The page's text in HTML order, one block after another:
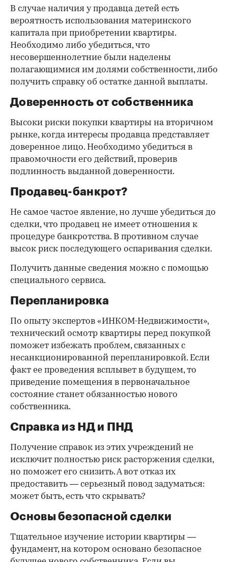
В случае наличия у продавца детей есть
вероятность использования материнского
капитала при приобретении квартиры.
Необходимо либо убедиться, что
несовершеннолетние были наделены
полагающимися им долями собственности, либо
получить справку об остатке данной выплаты.
Доверенность от собственника
Высоки риски покупки квартиры на вторичном
рынке, когда интересы продавца представляет
доверенное лицо. Необходимо убедиться в
правомочности его действий, проверив
подлинность выданной доверенности.
Продавец-банкрот?
Не самое частое явление, но лучше убедиться до
сделки, что продавец не имеет отношения к
процедуре банкротства. В противном случае
высок риск последующего оспаривания сделки.
Получить данные сведения можно с помощью
специального сервиса.
Перепланировка
По опыту экспертов «ИНКОМ-Недвижимости»,
технический осмотр квартиры перед покупкой
поможет избежать проблем, связанных с
несанкционированной перепланировкой. Если
факт ее проведения всплывет в будущем, то
приведение помещения в первоначальное
состояние станет обязанностью нового
собственника.
Справка из НД и ПНД
Получение справок из этих учреждений не
исключит полностью риск расторжения сделки,
но поможет его снизить. А вот отказ их
предоставить — серьезный повод задуматься:
может быть, есть что скрывать?
Основы безопасной сделки
Тщательное изучение истории квартиры —
фундамент, на котором основано безопасное